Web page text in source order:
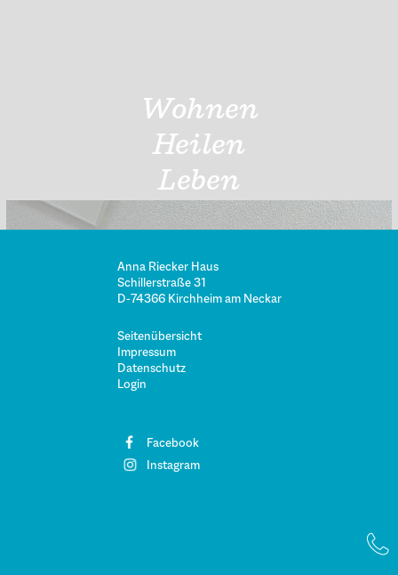
Wohnen
Heilen
Leben
Anna Riecker Haus
Schillerstraße 31
D-74366 Kirchheim am Neckar
Seitenübersicht
Impressum
Datenschutz
Login
Facebook
Instagram